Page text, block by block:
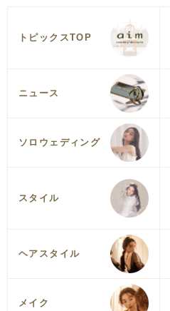
トピックスTOP
ニュース
ソロウェディング
スタイル
ヘアスタイル
メイク